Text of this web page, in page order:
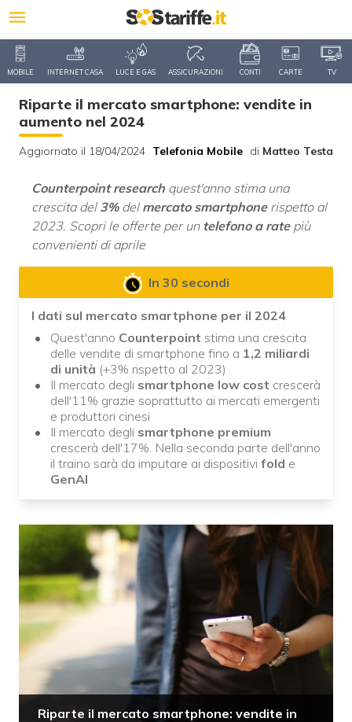
MOBILE INTERNET CASA LUCE E GAS ASSICURAZIONI CONTI CARTE TV
Riparte il mercato smartphone: vendite in
aumento nel 2024
Aggiornato il 18/04/2024 Telefonia Mobile di Matteo Testa
Counterpoint research quest'anno stima una
crescita del 3%del mercato smartphonerispetto al
2023. Scopri le offerte per un telefono a ratepiù
convenienti di aprile
In 30 secondi
I dati sul mercato smartphone per il 2024
Quest'anno Counterpoint stima una crescita
delle vendite di smartphone fino a 1,2 miliardi
di unità (+3% rispetto al 2023)
Il mercato degli smartphone low cost crescerà
dell'11% grazie soprattutto ai mercati emergenti
e produttori cinesi
Il mercato degli smartphone premium
crescerà dell'17%. Nella seconda parte dell'anno
il traino sarà da imputare ai dispositivi fold e
GenAI
Riparte il mercato smartphone: vendite in